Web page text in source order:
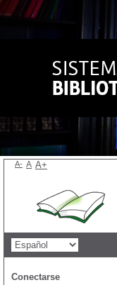
A- A A+
Conectarse